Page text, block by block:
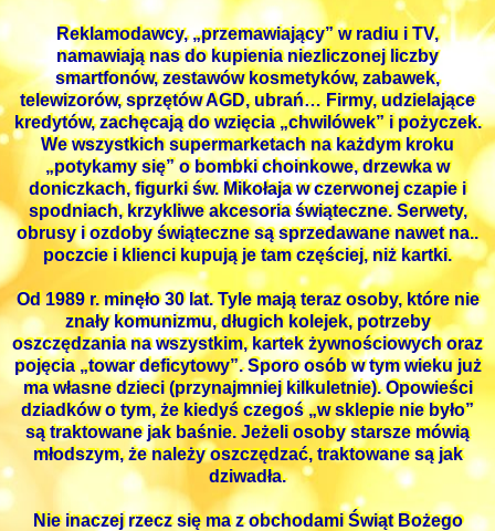
Reklamodawcy, „przemawiający” w radiu i TV,
namawiają nas do kupienia niezliczonej liczby
smartfonów, zestawów kosmetyków, zabawek,
telewizorów, sprzętów AGD, ubrań… Firmy, udzielające
kredytów, zachęcają do wzięcia „chwilówek” i pożyczek.
We wszystkich supermarketach na każdym kroku
„potykamy się” o bombki choinkowe, drzewka w
doniczkach, figurki św. Mikołaja w czerwonej czapie i
spodniach, krzykliwe akcesoria świąteczne. Serwety,
obrusy i ozdoby świąteczne są sprzedawane nawet na..
poczcie i klienci kupują je tam częściej, niż kartki.
Od 1989 r. minęło 30 lat. Tyle mają teraz osoby, które nie
znały komunizmu, długich kolejek, potrzeby
oszczędzania na wszystkim, kartek żywnościowych oraz
pojęcia „towar deficytowy”. Sporo osób w tym wieku już
ma własne dzieci (przynajmniej kilkuletnie). Opowieści
dziadków o tym, że kiedyś czegoś „w sklepie nie było”
są traktowane jak baśnie. Jeżeli osoby starsze mówią
młodszym, że należy oszczędzać, traktowane są jak
dziwadła.
Nie inaczej rzecz się ma z obchodami Świąt Bożego